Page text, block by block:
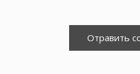
Отравить